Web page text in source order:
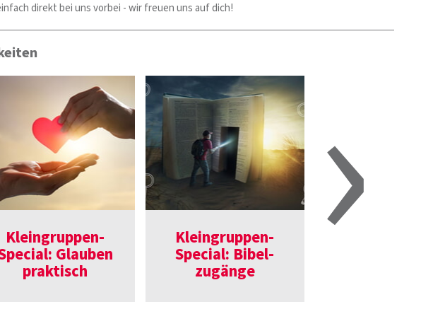
direkt bei uns vorbei - wir freuen uns auf dich!
Klein­gruppen-
Glauben
praktisch
Kleing­ruppen-
Special: Bibel­
zugänge ›